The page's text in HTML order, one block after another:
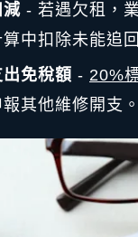
減 - 若遇欠租，
中扣除未能追
免稅額 - 20%
其他維修開支。